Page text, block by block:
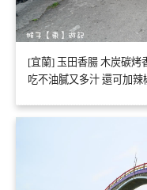
[宜蘭] 玉田香腸 木炭碳烤
吃不油膩又多汁 還可加